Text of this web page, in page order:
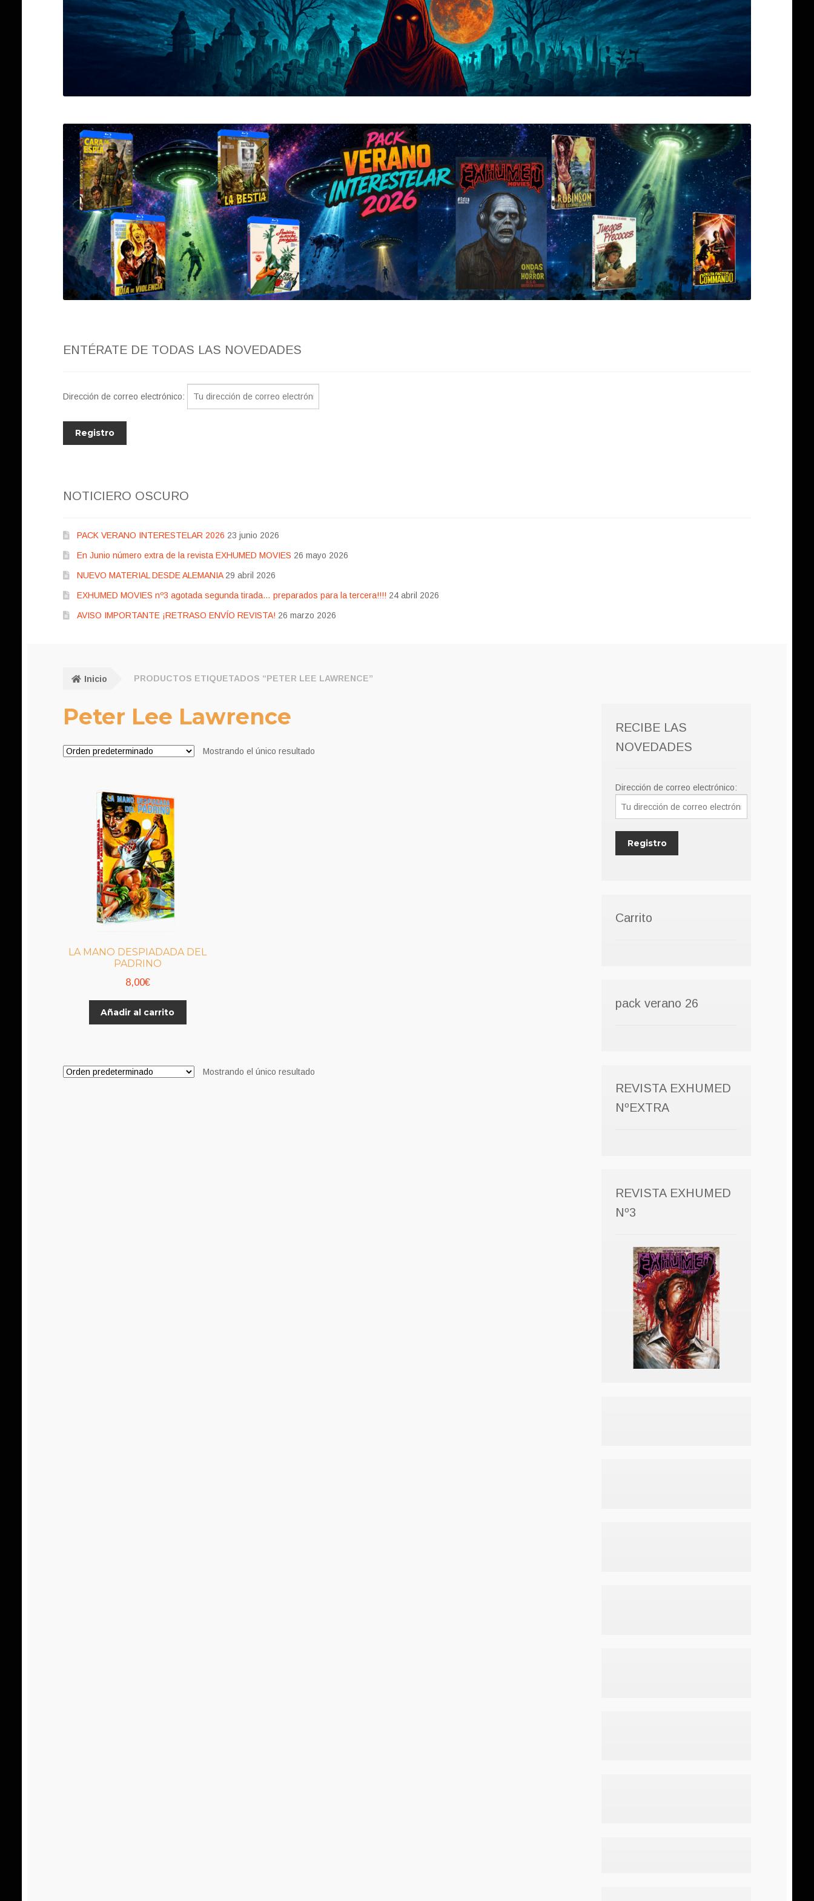
ENTÉRATE DE TODAS LAS NOVEDADES
Dirección de correo electrónico:
NOTICIERO OSCURO
PACK VERANO INTERESTELAR 2026 23 junio 2026
En Junio número extra de la revista EXHUMED MOVIES 26 mayo 2026
NUEVO MATERIAL DESDE ALEMANIA 29 abril 2026
EXHUMED MOVIES nº3 agotada segunda tirada… preparados para la tercera!!!! 24 abril 2026
AVISO IMPORTANTE ¡RETRASO ENVÍO REVISTA! 26 marzo 2026
Inicio PRODUCTOS ETIQUETADOS “PETER LEE LAWRENCE”
Peter Lee Lawrence
Mostrando el único resultado
LA MANO DESPIADADA DEL
PADRINO
8,00€
Añadir al carrito
Mostrando el único resultado
RECIBE LAS
NOVEDADES
Dirección de correo electrónico:
Carrito
pack verano 26
REVISTA EXHUMED
NºEXTRA
REVISTA EXHUMED
Nº3